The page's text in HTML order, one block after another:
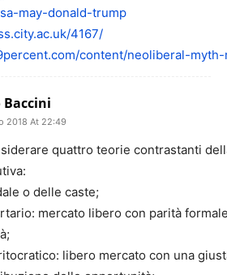
may-donald-trump
4167/
content/neoliberal-
2018 At 22:49
quattro teorie contrastanti
o delle caste;
mercato libero con parità
libero mercato con una